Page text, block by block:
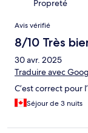
Propreté
Avis
Avis vérifié
8/10 Très
30 avr. 2025
Traduire avec
C’est correct pour
Séjour de 3 nuits